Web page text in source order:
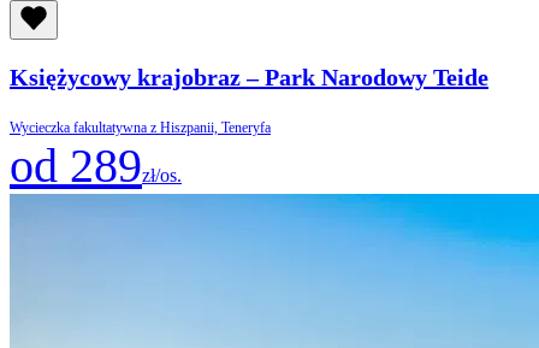
Księżycowy krajobraz – Park Narodowy Teide
Wycieczka fakultatywna z Hiszpanii, Teneryfa
od 289zł/os.